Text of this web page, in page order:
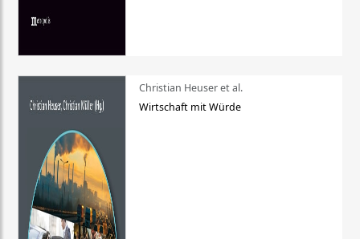
Christian Heuser et al.
Wirtschaft mit Würde